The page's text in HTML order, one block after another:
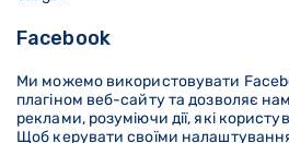
Facebook
Ми можемо використовувати
плагіном веб-сайту та дозволяє
реклами, розуміючи дії, які
Щоб керувати своїми